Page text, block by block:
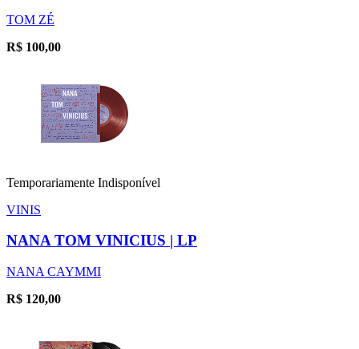
TOM ZÉ
R$ 100,00
Temporariamente Indisponível
VINIS
NANA TOM VINICIUS | LP
NANA CAYMMI
R$ 120,00